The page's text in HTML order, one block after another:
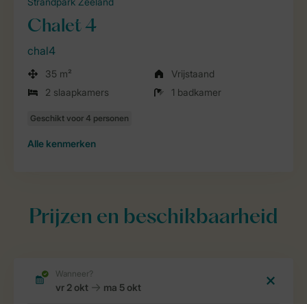
Chalet 4
chal4
35 m²
Vrijstaand
2 slaapkamers
1 badkamer
Alle kenmerken
Prijzen en beschikbaarheid